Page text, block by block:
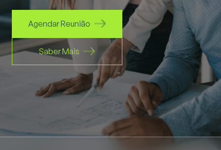
Agendar Reunião
Saber Mais